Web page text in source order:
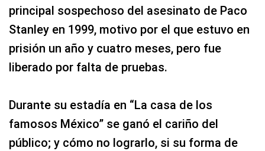
principal sospechoso del asesinato de Paco
Stanley en 1999, motivo por el que estuvo en
prisión un año y cuatro meses, pero fue
liberado por falta de pruebas.
Durante su estadía en “La casa de los
famosos México” se ganó el cariño del
público; y cómo no lograrlo, si su forma de